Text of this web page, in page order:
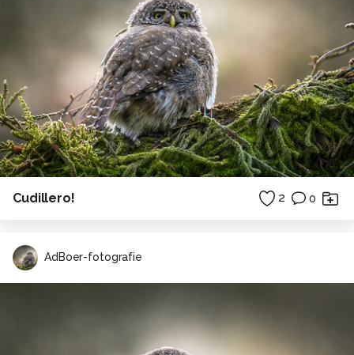
Cudillero! 2 0
AdBoer-fotografie